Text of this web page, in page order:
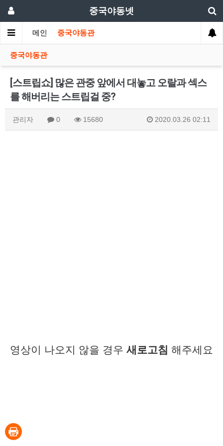
중국야동넷
메인 중국야동관
중국야동관
[스트립쇼] 많은 관중 앞에서 대놓고 오랄과 섹스
를 해버리는 스트립걸 중?
관리자 0 15680 2020.03.26 02:11
영상이 나오지 않을 경우 새로고침 해주세요